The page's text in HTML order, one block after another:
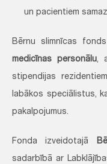
un pacientiem
Bērnu slimnīcas
medicīnas personālu,
stipendijas
labākos speciālistus,
pakalpojumus.
Fonda izveidotajā
sadarbībā ar